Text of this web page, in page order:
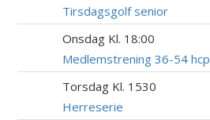
Tirsdagsgolf senior
Onsdag Kl. 18:00
Medlemstrening 36-54 hcp
Torsdag Kl. 1530
Herreserie